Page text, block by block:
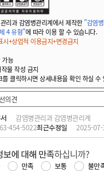
리과 감염병관리계에서 제작한 "감염
4 유형"에 따라 이용 할 수 있습니다.
시+상업적 이용금지+변경금지
가능
물 작성 금지
클릭하시면 상세내용을 확인 하실 수
감염병관리과 감염병관리계
454-5022최근수정일 2025-
의견
보에 대해 만족하십니까?
만족 보통
불만